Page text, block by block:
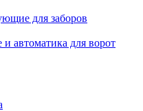
для заборов
автоматика для ворот